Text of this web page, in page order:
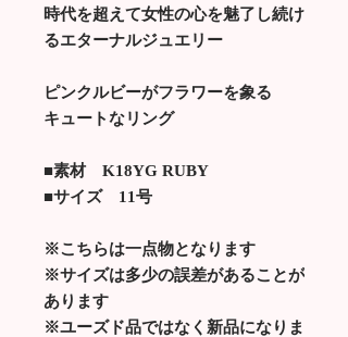
時代を超えて女性の心を魅了し続け
るエターナルジュエリー
ピンクルビーがフラワーを象る
キュートなリング
■素材 K18YG RUBY
■サイズ 11号
※こちらは一点物となります
※サイズは多少の誤差があることが
あります
※ユーズド品ではなく新品になりま